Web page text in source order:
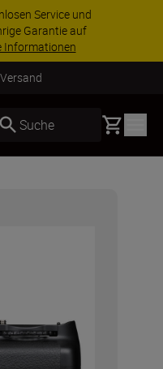
Service und
Garantie auf
Informationen
Suche Basket